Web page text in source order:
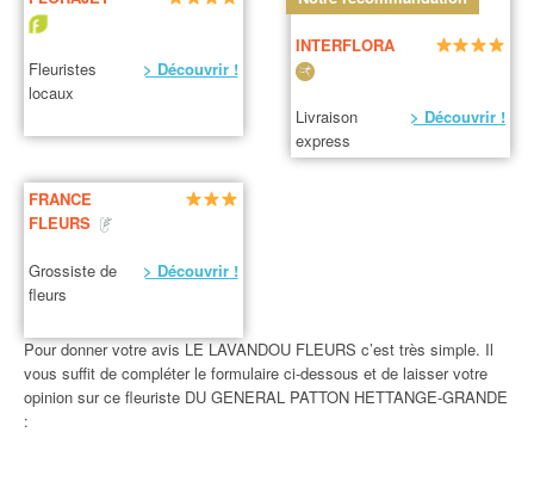
Fleuristes
locaux
> Découvrir !
INTERFLORA
Livraison
express
> Découvrir !
FRANCE
FLEURS
Grossiste de
fleurs
> Découvrir !
Pour donner votre avis LE LAVANDOU FLEURS c’est très simple. Il
vous suffit de compléter le formulaire ci-dessous et de laisser votre
opinion sur ce fleuriste DU GENERAL PATTON HETTANGE-GRANDE
: